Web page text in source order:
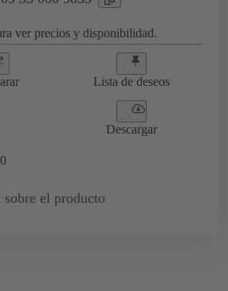
ver precios y disponibilidad.
Lista de deseos
Descargar
0
sobre el producto